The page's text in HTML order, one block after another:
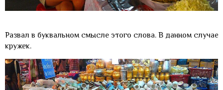
Развал в буквальном смысле этого слова. В данном случае
кружек.